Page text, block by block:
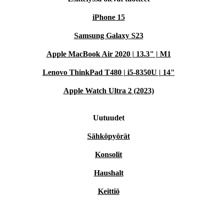
iPhone 15
Samsung Galaxy S23
Apple MacBook Air 2020 | 13.3" | M1
Lenovo ThinkPad T480 | i5-8350U | 14"
Apple Watch Ultra 2 (2023)
Uutuudet
Sähköpyörät
Konsolit
Haushalt
Keittiö